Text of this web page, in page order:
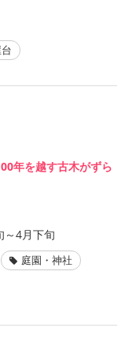
年を越す古木がずら
～4月下旬
庭園・神社